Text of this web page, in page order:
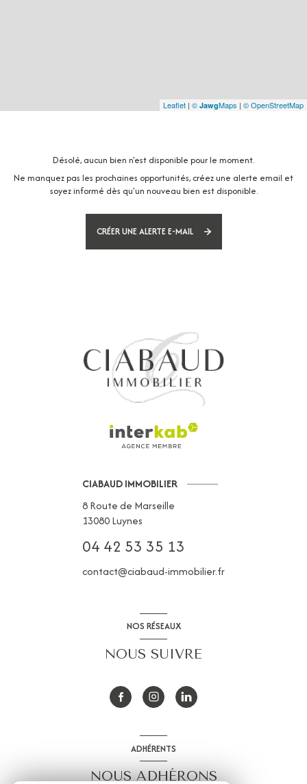
Leaflet | © JawgMaps | © OpenStreetMap
Désolé, aucun bien n'est disponible pour le moment.
Ne manquez pas les prochaines opportunités, créez une alerte email et
soyez informé dès qu'un nouveau bien est disponible.
CRÉER UNE ALERTE E-MAIL
CIABAUD IMMOBILIER
8 Route de Marseille
13080Luynes
04 42 53 35 13
contact@ciabaud-immobilier.fr
NOS RÉSEAUX
NOUS SUIVRE
ADHÉRENTS
NOUS ADHÉRONS